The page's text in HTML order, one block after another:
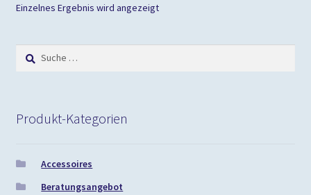
Einzelnes Ergebnis wird angezeigt
Suche
nach:
Produkt-Kategorien
Accessoires
Beratungsangebot